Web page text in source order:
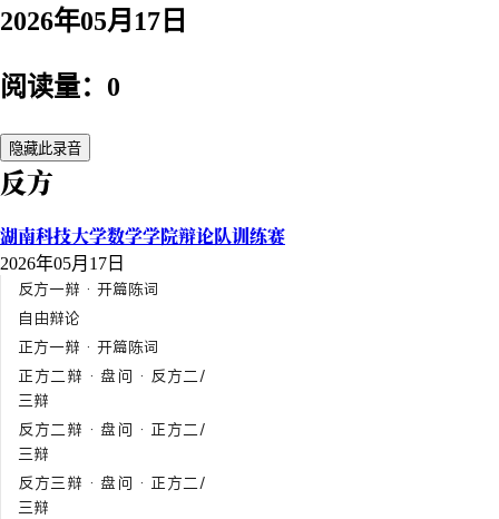
2026年05月17日
阅读量：0
隐藏此录音
反方
湖南科技大学数学学院辩论队训练赛
2026年05月17日
反方一辩 · 开篇陈词
自由辩论
正方一辩 · 开篇陈词
正方二辩 · 盘问 · 反方二/
三辩
反方二辩 · 盘问 · 正方二/
三辩
反方三辩 · 盘问 · 正方二/
三辩